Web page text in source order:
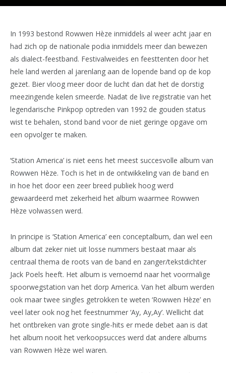
In 1993 bestond Rowwen Hèze inmiddels al weer acht jaar en
had zich op de nationale podia inmiddels meer dan bewezen
als dialect-feestband. Festivalweides en feesttenten door het
hele land werden al jarenlang aan de lopende band op de kop
gezet. Bier vloog meer door de lucht dan dat het de dorstig
meezingende kelen smeerde. Nadat de live registratie van het
legendarische Pinkpop optreden van 1992 de gouden status
wist te behalen, stond band voor de niet geringe opgave om
een opvolger te maken.
‘Station America’ is niet eens het meest succesvolle album van
Rowwen Hèze. Toch is het in de ontwikkeling van de band en
in hoe het door een zeer breed publiek hoog werd
gewaardeerd met zekerheid het album waarmee Rowwen
Hèze volwassen werd.
In principe is ‘Station America’ een conceptalbum, dan wel een
album dat zeker niet uit losse nummers bestaat maar als
centraal thema de roots van de band en zanger/tekstdichter
Jack Poels heeft. Het album is vernoemd naar het voormalige
spoorwegstation van het dorp America. Van het album werden
ook maar twee singles getrokken te weten ‘Rowwen Hèze’ en
veel later ook nog het feestnummer ‘Ay, Ay,Ay’. Wellicht dat
het ontbreken van grote single-hits er mede debet aan is dat
het album nooit het verkoopsucces werd dat andere albums
van Rowwen Hèze wel waren.